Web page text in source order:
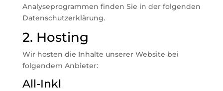
Analyseprogrammen finden Sie in der folgenden
Datenschutzerklärung.
2. Hosting
Wir hosten die Inhalte unserer Website bei
folgendem Anbieter:
All-Inkl